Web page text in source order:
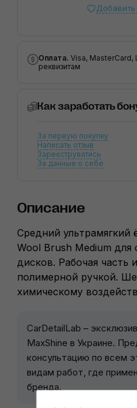
Добавить
Оплата. Visa, MasterCard,
реквизитам
Как заработать
За первую покупку
Написать отзыв
Зареєструватись
За данные о себе
Описание
Средний ультрамягкий
Wool Brush Medium для
дисков. Рабочая часть
полимерной ручкой.
химическому
CarDetailLab –
MaxShine в Украине.
консультацию по всем
видам работ, где
бренда.